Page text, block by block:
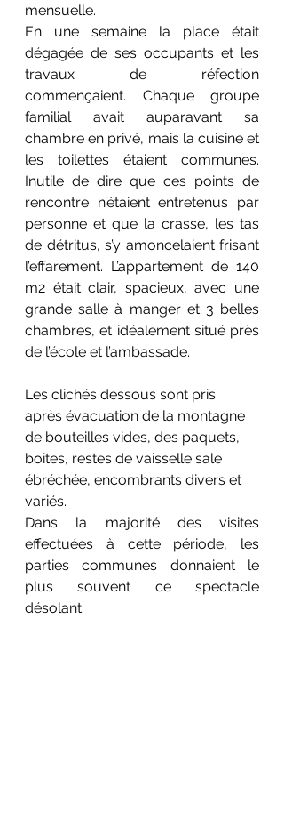
mensuelle.
En une semaine la place était
dégagée de ses occupants et les
travaux de réfection
commençaient. Chaque groupe
familial avait auparavant sa
chambre en privé, mais la cuisine et
les toilettes étaient communes.
Inutile de dire que ces points de
rencontre n’étaient entretenus par
personne et que la crasse, les tas
de détritus, s’y amoncelaient frisant
l’effarement. L’appartement de 140
m2 était clair, spacieux, avec une
grande salle à manger et 3 belles
chambres, et idéalement situé près
de l’école et l’ambassade.
Les clichés dessous sont pris
après évacuation de la montagne
de bouteilles vides, des paquets,
boites, restes de vaisselle sale
ébréchée, encombrants divers et
variés.
Dans la majorité des visites
effectuées à cette période, les
parties communes donnaient le
plus souvent ce spectacle
désolant.